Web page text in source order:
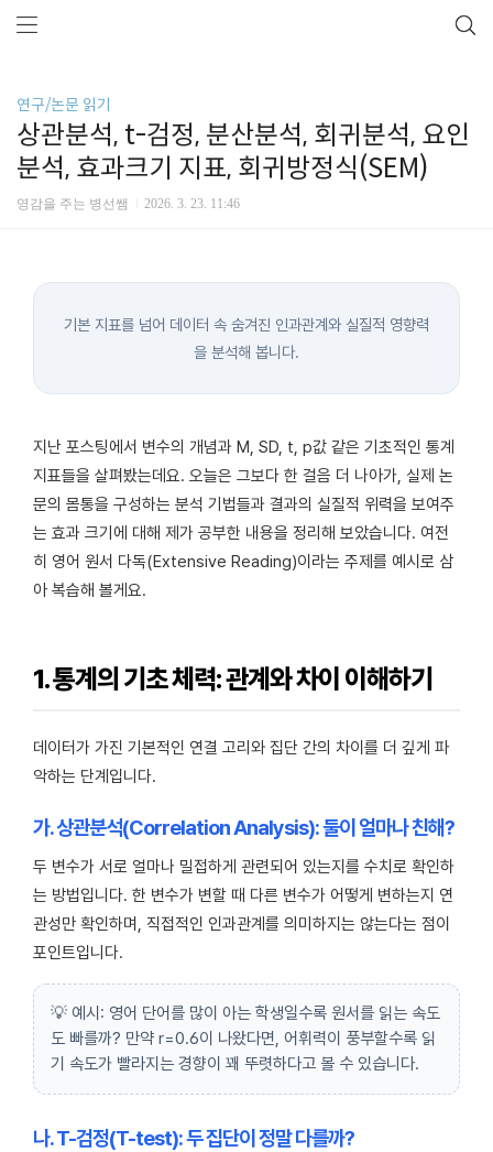
연구/논문 읽기
상관분석, t-검정, 분산분석, 회귀분석, 요인
분석, 효과크기 지표, 회귀방정식(SEM)
영감을 주는 병선쌤 2026. 3. 23. 11:46
기본 지표를 넘어 데이터 속 숨겨진 인과관계와 실질적 영향력
을 분석해 봅니다.
지난 포스팅에서 변수의 개념과 M, SD, t, p값 같은 기초적인 통계
지표들을 살펴봤는데요. 오늘은 그보다 한 걸음 더 나아가, 실제 논
문의 몸통을 구성하는 분석 기법들과 결과의 실질적 위력을 보여주
는 효과 크기에 대해 제가 공부한 내용을 정리해 보았습니다. 여전
히 영어 원서 다독(Extensive Reading)이라는 주제를 예시로 삼
아 복습해 볼게요.
1. 통계의 기초 체력: 관계와 차이 이해하기
데이터가 가진 기본적인 연결 고리와 집단 간의 차이를 더 깊게 파
악하는 단계입니다.
가. 상관분석(Correlation Analysis): 둘이 얼마나 친해?
두 변수가 서로 얼마나 밀접하게 관련되어 있는지를 수치로 확인하
는 방법입니다. 한 변수가 변할 때 다른 변수가 어떻게 변하는지 연
관성만 확인하며, 직접적인 인과관계를 의미하지는 않는다는 점이
포인트입니다.
💡 예시: 영어 단어를 많이 아는 학생일수록 원서를 읽는 속도
도 빠를까? 만약 r=0.6이 나왔다면, 어휘력이 풍부할수록 읽
기 속도가 빨라지는 경향이 꽤 뚜렷하다고 볼 수 있습니다.
나. T-검정(T-test): 두 집단이 정말 다를까?